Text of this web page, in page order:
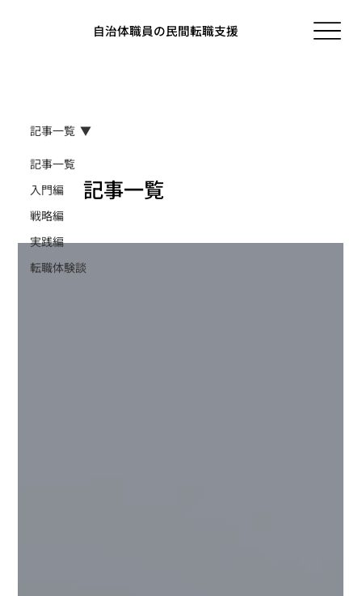
自治体職員の民間転職支援
記事一覧
入門編
戦略編
実践編
転職体験談
記事一覧
記事一覧